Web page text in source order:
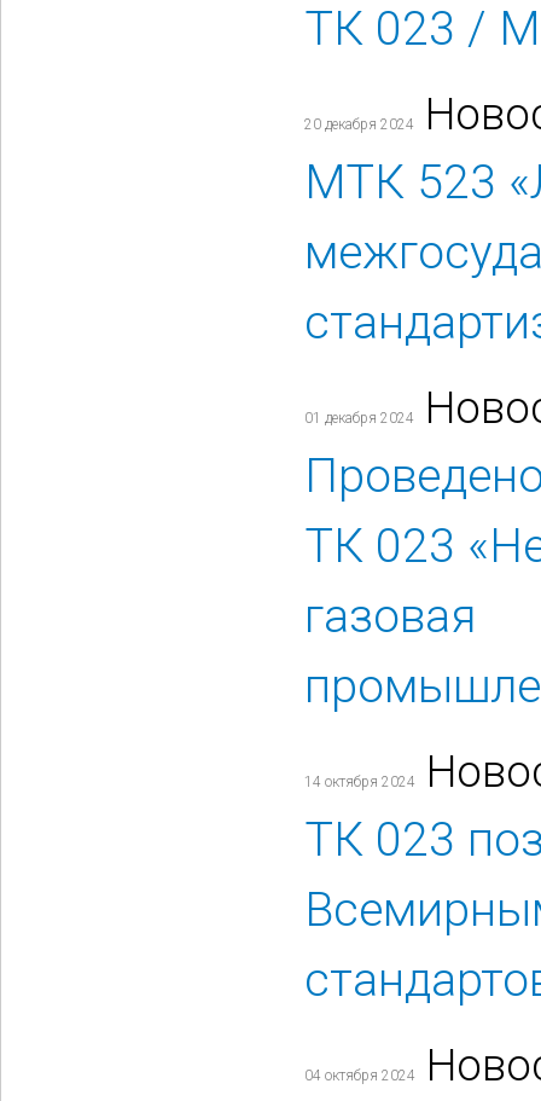
ТК 023 /
20 декабря 2024
МТК 523
01 декабря 2024
ТК 023
газовая
14 октября 2024
ТК 023
04 октября 2024